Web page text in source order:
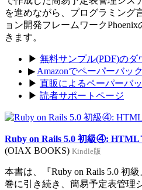
を進めながら、プログラミング
ョン開発フレームワーク
きます。
▶ 無料サンプル(PDF)のダ
▶ Amazonでペーパーバッ
▶ 直販によるペーパーバ
▶ 読者サポートページ
Ruby on Rails 5.0 初級④: HTML
(OIAX BOOKS) Kindle版
本書は、『Ruby on Rails 5.0 初
巻に引き続き、簡易予定表管理